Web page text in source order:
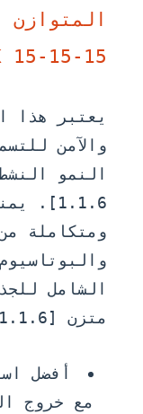
15-15-15)
يعتبر هذا
والآمن
1.1.6].
ومتكاملة
الشامل
متزن [1.1.6، 1.1.7].
أفضل
مع خروج